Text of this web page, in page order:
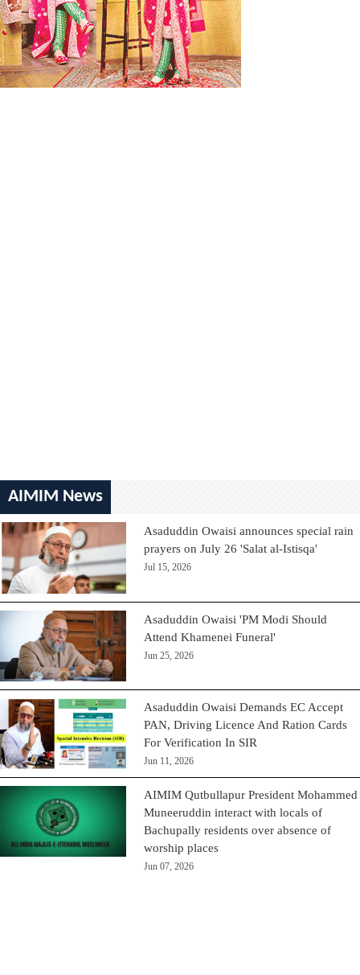
AIMIM News
Asaduddin Owaisi announces special rain
prayers on July 26 'Salat al-Istisqa'
Jul 15, 2026
Asaduddin Owaisi 'PM Modi Should
Attend Khamenei Funeral'
Jun 25, 2026
Asaduddin Owaisi Demands EC Accept
PAN, Driving Licence And Ration Cards
For Verification In SIR
Jun 11, 2026
AIMIM Qutbullapur President Mohammed
Muneeruddin interact with locals of
Bachupally residents over absence of
worship places
Jun 07, 2026